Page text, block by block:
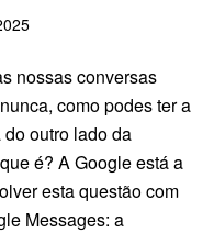
nossas conversas
como podes ter a
outro lado da
é? A Google está a
esta questão com
Messages: a